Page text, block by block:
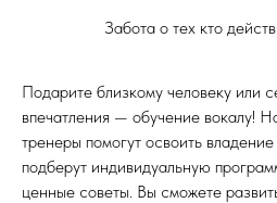
Забота о тех кто
Подарите близкому человеку или
впечатления — обучение вокалу!
тренеры помогут освоить
подберут индивидуальную
ценные советы. Вы сможете